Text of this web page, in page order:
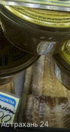
Астрахань 24